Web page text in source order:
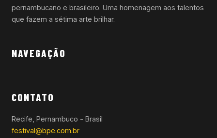
pernambucano e brasileiro. Uma homenagem aos talentos
que fazem a sétima arte brilhar.
NAVEGAÇÃO
CONTATO
Recife, Pernambuco - Brasil
festival@bpe.com.br